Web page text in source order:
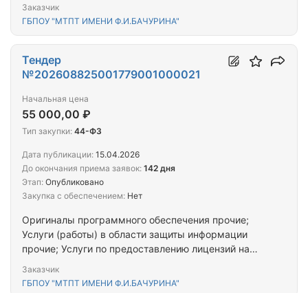
Заказчик
ГБПОУ "МТПТ ИМЕНИ Ф.И.БАЧУРИНА"
Оригиналы программного обеспечения прочие;
Услуги (работы) в области защиты информации
прочие; Услуги по предоставлению лицензий на
обеспечение
Заказчик
ГБПОУ "МТПТ ИМЕНИ Ф.И.БАЧУРИНА"
Тендер
№202608825001779001000021
Начальная цена
55 000,00 ₽
Тип закупки: 44-ФЗ
Дата публикации: 15.04.2026
До окончания приема заявок: 142 дня
Этап: Опубликовано
Закупка с обеспечением: Нет